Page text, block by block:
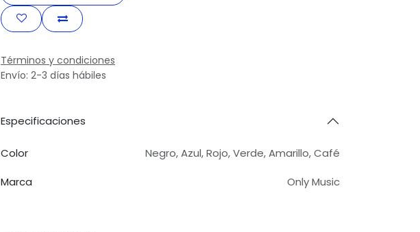
Términos y condiciones
Envío: 2-3 días hábiles
Especificaciones
Color Negro,Azul,Rojo,Verde,Amarillo,Café
Marca
Only Music